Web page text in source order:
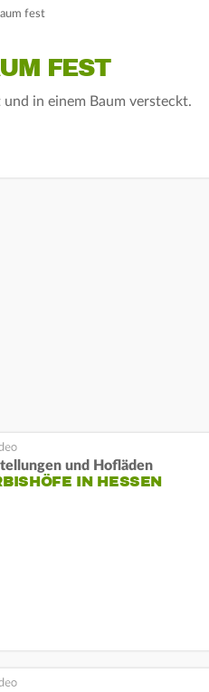
fest
FEST
in einem Baum versteckt.
und Hofläden
IN HESSEN